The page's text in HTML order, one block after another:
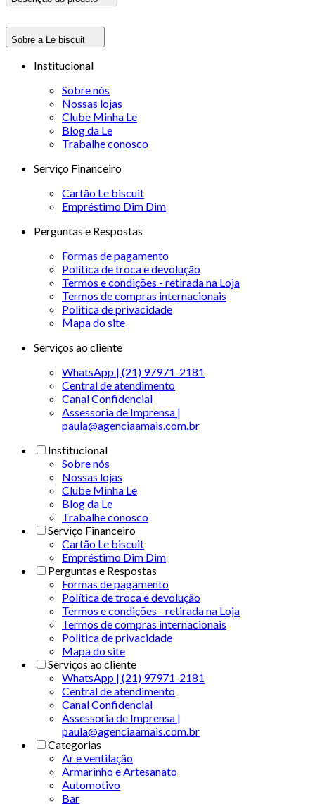
Sobre a Le biscuit
Institucional
Sobre nós
Nossas lojas
Clube Minha Le
Blog da Le
Trabalhe conosco
Serviço Financeiro
Cartão Le biscuit
Empréstimo Dim Dim
Perguntas e Respostas
Formas de pagamento
Política de troca e devolução
Termos e condições - retirada na Loja
Termos de compras internacionais
Politica de privacidade
Mapa do site
Serviços ao cliente
WhatsApp | (21) 97971-2181
Central de atendimento
Canal Confidencial
Assessoria de Imprensa |
paula@agenciaamais.com.br
Institucional
Sobre nós
Nossas lojas
Clube Minha Le
Blog da Le
Trabalhe conosco
Serviço Financeiro
Cartão Le biscuit
Empréstimo Dim Dim
Perguntas e Respostas
Formas de pagamento
Política de troca e devolução
Termos e condições - retirada na Loja
Termos de compras internacionais
Politica de privacidade
Mapa do site
Serviços ao cliente
WhatsApp | (21) 97971-2181
Central de atendimento
Canal Confidencial
Assessoria de Imprensa |
paula@agenciaamais.com.br
Categorias
Ar e ventilação
Armarinho e Artesanato
Automotivo
Bar